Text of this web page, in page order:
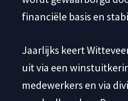
financiële basis en
Jaarlijks keert
uit via een
medewerkers en via